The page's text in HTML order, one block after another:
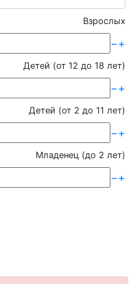
Взрослых
−+
Детей (от 12 до 18 лет)
−+
Детей (от 2 до 11 лет)
−+
Младенец (до 2 лет)
−+